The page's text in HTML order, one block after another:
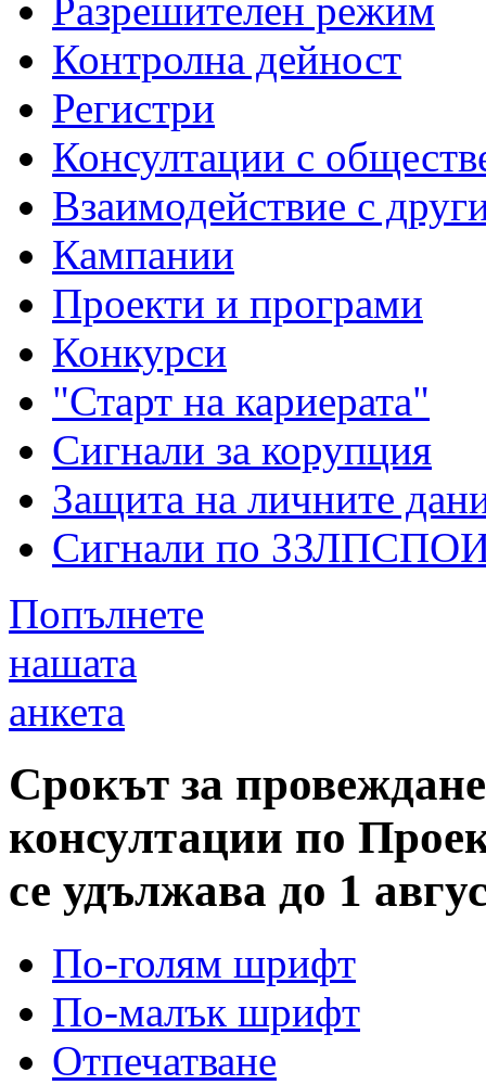
Разрешителен режим
Контролна дейност
Регистри
Консултации с
Взаимодействие с
Кампании
Проекти и програми
Конкурси
"Старт на кариерата"
Сигнали за корупция
Защита на личните
Сигнали по
Попълнете
нашата
анкета
Срокът за
консултации по
се удължава до 1
По-голям шрифт
По-малък шрифт
Отпечатване